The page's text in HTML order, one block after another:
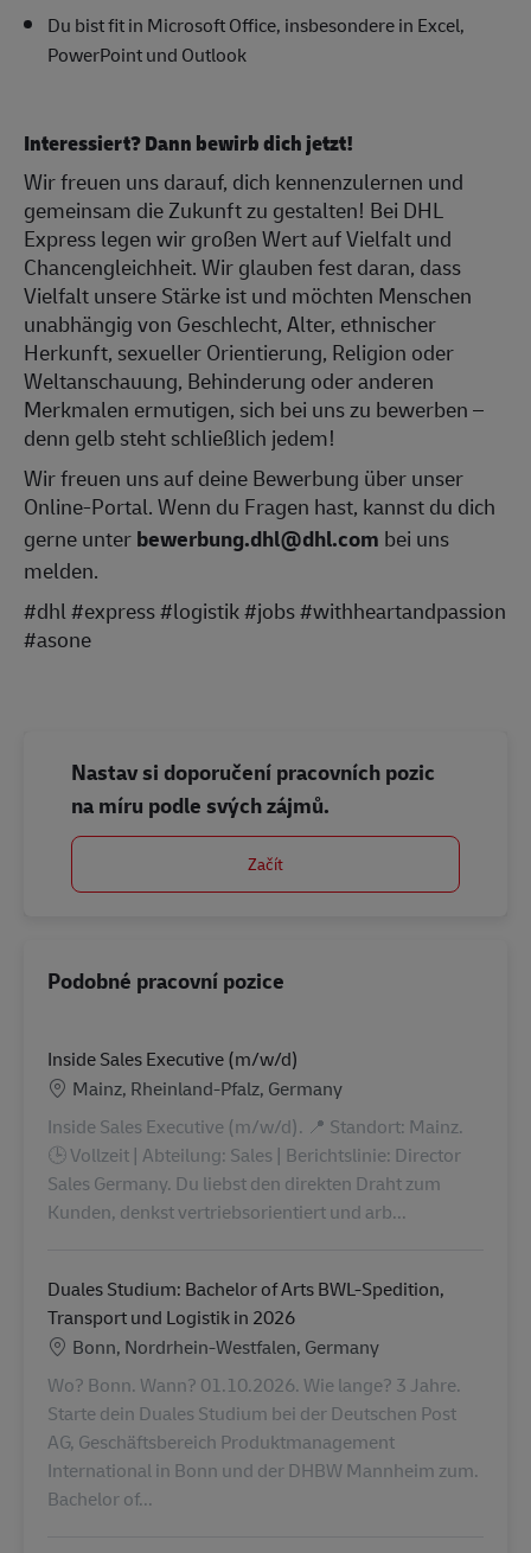
Du bist fit in Microsoft Office, insbesondere in Excel,
PowerPoint und Outlook
Interessiert? Dann bewirb dich jetzt!
Wir freuen uns darauf, dich kennenzulernen und
gemeinsam die Zukunft zu gestalten! Bei DHL
Express legen wir großen Wert auf Vielfalt und
Chancengleichheit. Wir glauben fest daran, dass
Vielfalt unsere Stärke ist und möchten Menschen
unabhängig von Geschlecht, Alter, ethnischer
Herkunft, sexueller Orientierung, Religion oder
Weltanschauung, Behinderung oder anderen
Merkmalen ermutigen, sich bei uns zu bewerben –
denn gelb steht schließlich jedem!
Wir freuen uns auf deine Bewerbung über unser
Online-Portal. Wenn du Fragen hast, kannst du dich
gerne unterbewerbung.dhl@dhl.com bei uns
melden.
#dhl #express #logistik #jobs #withheartandpassion
#asone
Nastav si doporučení pracovních pozic
na míru podle svých zájmů.
Začít
Podobné pracovní pozice
Inside Sales Executive (m/w/d)
Location
Mainz, Rheinland-Pfalz, Germany
Inside Sales Executive (m/w/d). 📍 Standort: Mainz.
🕒 Vollzeit | Abteilung: Sales | Berichtslinie: Director
Sales Germany. Du liebst den direkten Draht zum
Kunden, denkst vertriebsorientiert und arb...
Duales Studium: Bachelor of Arts BWL-Spedition,
Transport und Logistik in 2026
Location
Bonn, Nordrhein-Westfalen, Germany
Wo? Bonn. Wann? 01.10.2026. Wie lange? 3 Jahre.
Starte dein Duales Studium bei der Deutschen Post
AG, Geschäftsbereich Produktmanagement
International in Bonn und der DHBW Mannheim zum.
Bachelor of...